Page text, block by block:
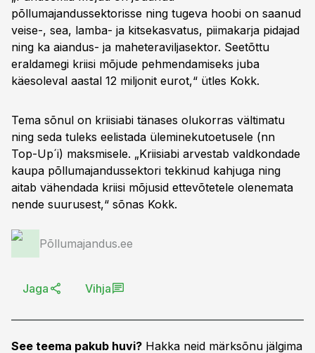
põllumajandussektorisse ning tugeva hoobi on saanud
veise-, sea, lamba- ja kitsekasvatus, piimakarja pidajad
ning ka aiandus- ja maheteraviljasektor. Seetõttu
eraldamegi kriisi mõjude pehmendamiseks juba
käesoleval aastal 12 miljonit eurot,“ ütles Kokk.
Tema sõnul on kriisiabi tänases olukorras vältimatu
ning seda tuleks eelistada üleminekutoetusele (nn
Top-Up´i) maksmisele. „Kriisiabi arvestab valdkondade
kaupa põllumajandussektori tekkinud kahjuga ning
aitab vähendada kriisi mõjusid ettevõtetele olenemata
nende suurusest,“ sõnas Kokk.
Põllumajandus.ee
Jaga Vihja
See teema pakub huvi? Hakka neid märksõnu jälgima